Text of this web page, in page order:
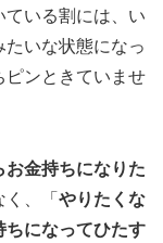
いる割には、い
いな状態になっ
ンときていませ
金持ちになりた
く、「やりたくな
になってひたす